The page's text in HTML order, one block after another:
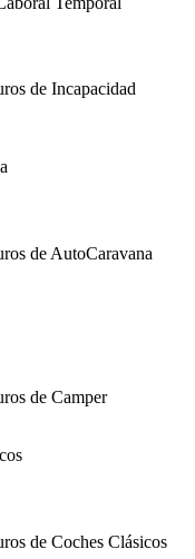
de Incapacidad
de AutoCaravana
de Camper
de Coches Clásicos